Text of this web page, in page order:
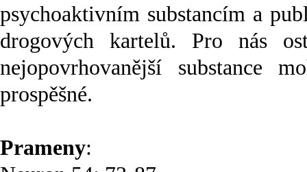
psychoaktivním substancím a
drogových kartelů. Pro nás
nejopovrhovanější substance
prospěšné.
Prameny: